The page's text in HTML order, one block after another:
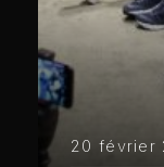
20 février